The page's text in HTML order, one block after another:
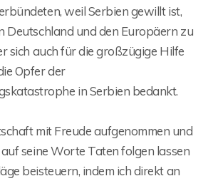
weil Serbien gewillt ist,
Deutschland und den Europäern zu
sich auch für die großzügige Hilfe
Opfer der
in Serbien bedankt.
mit Freude aufgenommen und
seine Worte Taten folgen lassen
beisteuern, indem ich direkt an